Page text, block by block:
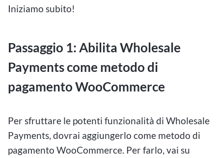
Iniziamo subito!
Passaggio 1: Abilita Wholesale
Payments come metodo di
pagamento WooCommerce
Per sfruttare le potenti funzionalità di Wholesale
Payments, dovrai aggiungerlo come metodo di
pagamento WooCommerce. Per farlo, vai su